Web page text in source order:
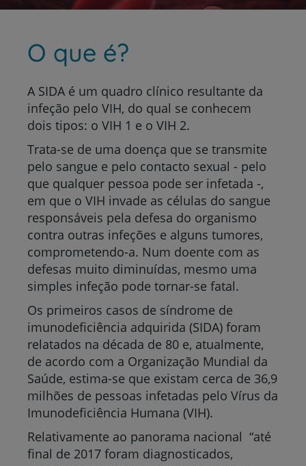
O que é?
A SIDA é um quadro clínico resultante da
infeção pelo VIH, do qual se conhecem
dois tipos: o VIH 1 e o VIH 2.
Trata-se de uma doença que se transmite
pelo sangue e pelo contacto sexual - pelo
que qualquer pessoa pode ser infetada -,
em que o VIH invade as células do sangue
responsáveis pela defesa do organismo
contra outras infeções e alguns tumores,
comprometendo-a. Num doente com as
defesas muito diminuídas, mesmo uma
simples infeção pode tornar-se fatal.
Os primeiros casos de síndrome de
imunodeficiência adquirida (SIDA) foram
relatados na década de 80 e, atualmente,
de acordo com a Organização Mundial da
Saúde, estima-se que existam cerca de 36,9
milhões de pessoas infetadas pelo Vírus da
Imunodeficiência Humana (VIH).
Relativamente ao panorama nacional “até
final de 2017 foram diagnosticados,